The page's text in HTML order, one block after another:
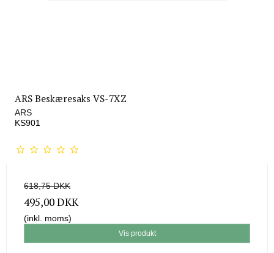
ARS Beskæresaks VS-7XZ
ARS
KS901
618,75 DKK
495,00 DKK
(inkl. moms)
Vis produkt